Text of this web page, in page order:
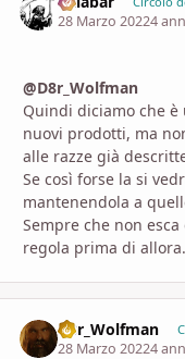
28 Marzo 20224
@D8r_Wolfman
Quindi diciamo che
nuovi prodotti, ma
alle razze già
Se così forse la si
mantenendola a
Sempre che non
regola prima di allora.
D8r_Wolfman
28 Marzo 20224